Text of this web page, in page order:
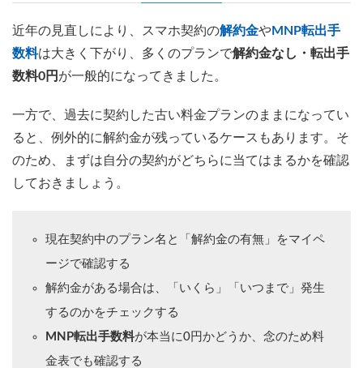
近年の見直しにより、スマホ契約の解約金やMNP転出手
数料は大きく下がり、多くのプランで解約金なし・転出手
数料0円 が一般的になってきました。
一方で、過去に契約した古い料金プランのままになってい
ると、例外的に解約金が残っているケースもあります。そ
のため、まずは自分の契約がどちらに当てはまるかを確認
しておきましょう。
現在契約中のプラン名と「解約金の有無」をマイペ
ージで確認する
解約金がある場合は、「いくら」「いつまで」発生
するのかをチェックする
MNP転出手数料が本当に0円かどうか、念のため料
金表でも確認する